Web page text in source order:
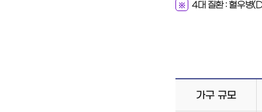
4대 질환 : 혈우병
가구 규모